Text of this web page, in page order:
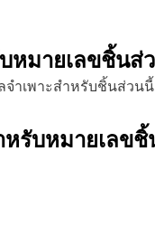
หมายเลขชิ้นส่
จำเพาะสำหรับชิ้นส่วนนี้
รับหมายเลข